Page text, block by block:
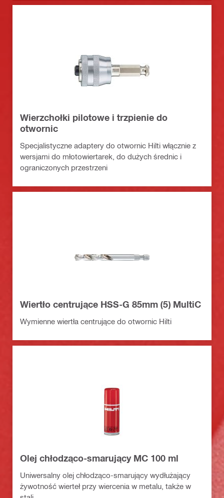
Wierzchołki pilotowe i trzpienie do
otwornic
Specjalistyczne adaptery do otwornic Hilti włącznie z
wersjami do młotowiertarek, do dużych średnic i
ograniczonych przestrzeni
Wiertło centrujące HSS-G 85mm (5) MultiC
Wymienne wiertła centrujące do otwornic Hilti
Olej chłodząco-smarujący MC 100 ml
Uniwersalny olej chłodząco-smarujący wydłużający
żywotność wierteł przy wiercenia w metalu, także w